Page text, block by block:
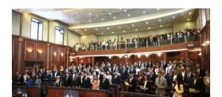
MOJA EVROPA
TRI DECENIJE OD RATA U BIH
SVE KARTE DEJTONA
NASTANAK I RASPAD JUGOSLAVIJE